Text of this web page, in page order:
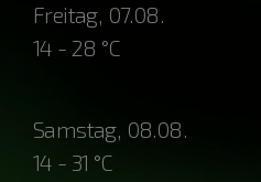
Freitag, 07.08.
14 - 28 °C
Samstag, 08.08.
14 - 31 °C